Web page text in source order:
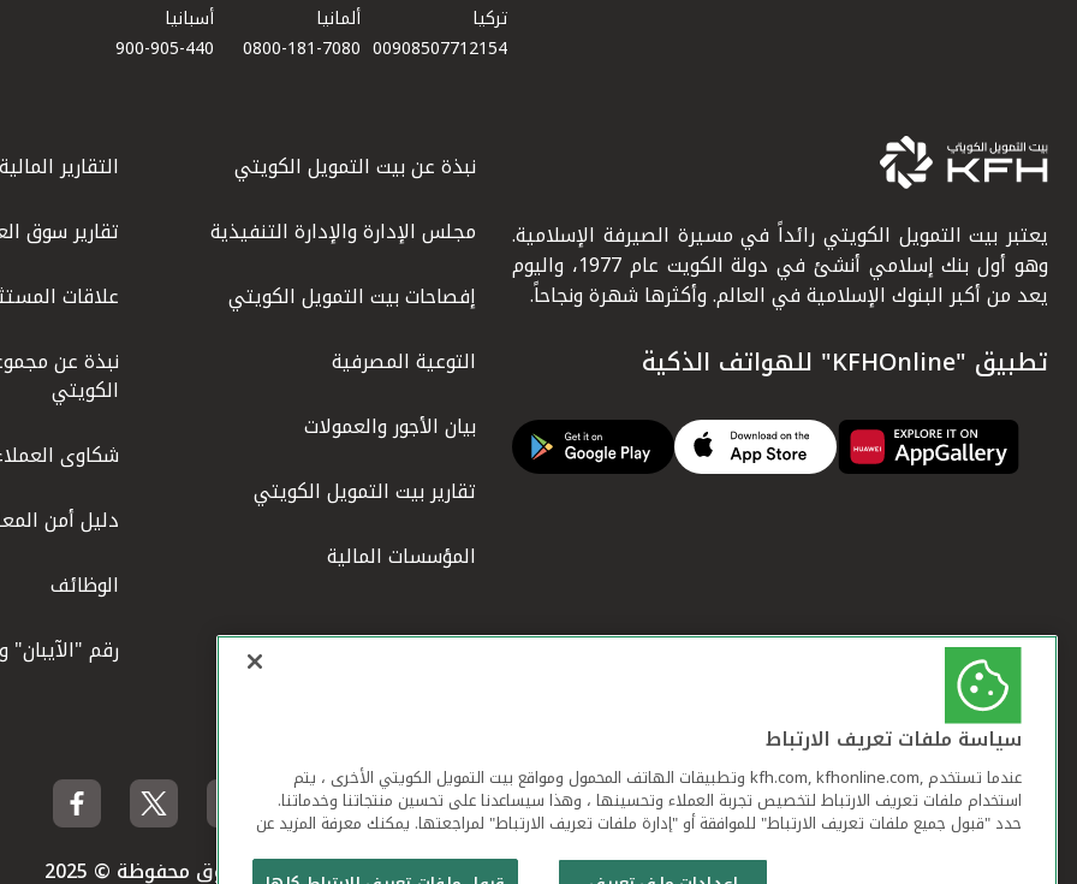
تركيا
00908507712154​
ألمانيا
0800-181-7080
أسبانيا
900-905-440
يعتبر بيت التمويل الكويتي رائداً في مسيرة الصيرفة الإسلامية.
وهو أول بنك إسلامي أنشئ في دولة الكويت عام 1977، واليوم
يعد من أكبر البنوك الإسلامية في العالم. وأكثرها شهرة ونجاحاً.
تطبيق "KFHOnline" للهواتف الذكية
نبذة عن بيت التمويل الكويتي
مجلس الإدارة والإدارة التنفيذية
إفصاحات بيت التمويل الكويتي
التوعية المصرفية
بيان الأجور والعمولات
تقارير بيت التمويل الكويتي
المؤسسات المالية
التقارير المالية
تقارير سوق
علاقات
نبذة عن
الكويتي
شكاوى
دليل أمن
الوظائف
رقم
بيت التمويل الكويتي جميع الحقوق محفوظة © 2025
سياسة ملفات تعريف الارتباط
عندما تستخدم ,kfh.com, kfhonline.com وتطبيقات الهاتف المحمول ومواقع بيت التمويل الكويتي الأخرى ، يتم
استخدام ملفات تعريف الارتباط لتخصيص تجربة العملاء وتحسينها ، وهذا سيساعدنا على تحسين منتجاتنا وخدماتنا.
حدد "قبول جميع ملفات تعريف الارتباط" للموافقة أو "إدارة ملفات تعريف الارتباط" لمراجعتها. يمكنك معرفة المزيد عن